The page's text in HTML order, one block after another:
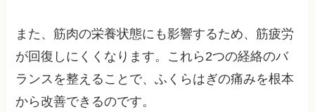
また、筋肉の栄養状態にも影響するため、筋疲労
が回復しにくくなります。これら2つの経絡のバ
ランスを整えることで、ふくらはぎの痛みを根本
から改善できるのです。